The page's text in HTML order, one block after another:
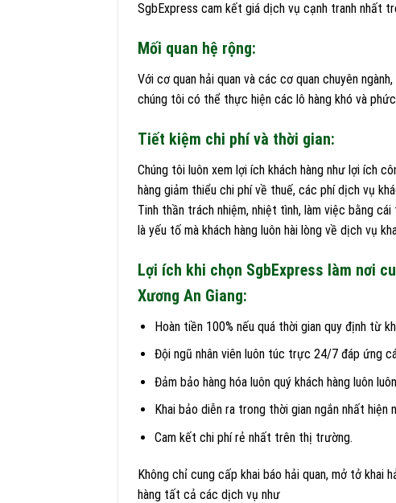
SgbExpress cam kết giá dịch vụ cạnh tranh nhất
Mối quan hệ rộng:
Với cơ quan hải quan và các cơ quan chuyên
chúng tôi có thể thực hiện các lô hàng khó và
Tiết kiệm chi phí và thời gian:
Chúng tôi luôn xem lợi ích khách hàng như lợi ích
hàng giảm thiểu chi phí về thuế, các phí dịch vụ
Tinh thần trách nhiệm, nhiệt tình, làm việc bằng
là yếu tố mà khách hàng luôn hài lòng về dịch vụ
Lợi ích khi chọn SgbExpress làm nơi
Xương An Giang:
Hoàn tiền 100% nếu quá thời gian quy định từ
Đội ngũ nhân viên luôn túc trực 24/7 đáp ứng
Đảm bảo hàng hóa luôn quý khách hàng luôn
Khai bảo diễn ra trong thời gian ngắn nhất hiện
Cam kết chi phí rẻ nhất trên thị trường.
Không chỉ cung cấp khai báo hải quan, mở tở khai
hàng tất cả các dịch vụ như